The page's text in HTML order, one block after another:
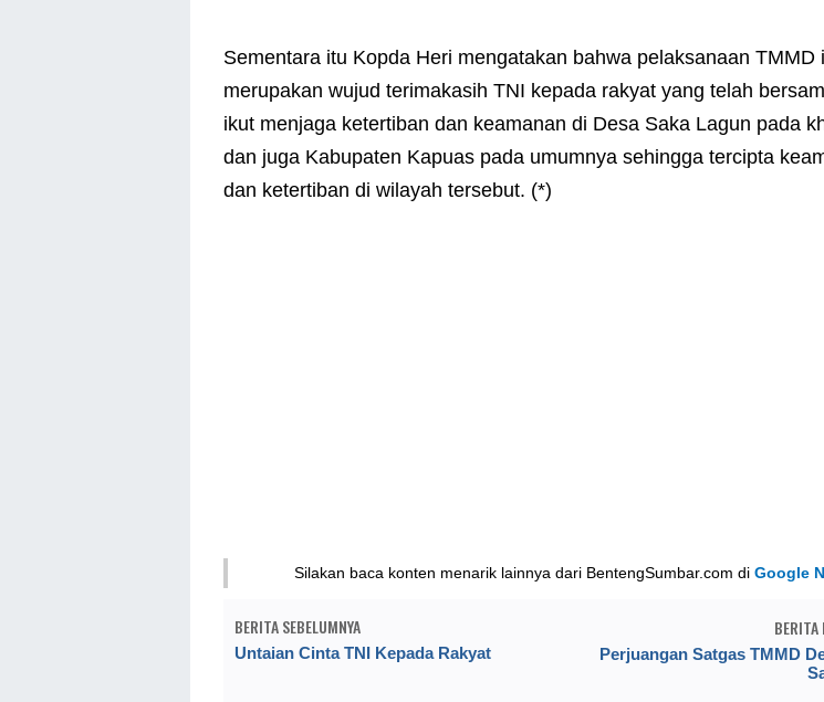
Sementara itu Kopda Heri mengatakan bahwa pelaksanaan TMMD
merupakan wujud terimakasih TNI kepada rakyat yang telah
ikut menjaga ketertiban dan keamanan di Desa Saka Lagun pada
dan juga Kabupaten Kapuas pada umumnya sehingga tercipta
dan ketertiban di wilayah tersebut. (*)
Silakan baca konten menarik lainnya dari BentengSumbar.com diGoogle
BERITA SEBELUMNYA
Untaian Cinta TNI Kepada Rakyat
BERITA
Perjuangan Satgas TMMD